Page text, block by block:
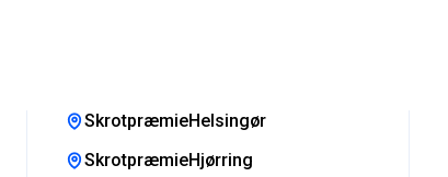
SkrotpræmieHelsingør
SkrotpræmieHjørring